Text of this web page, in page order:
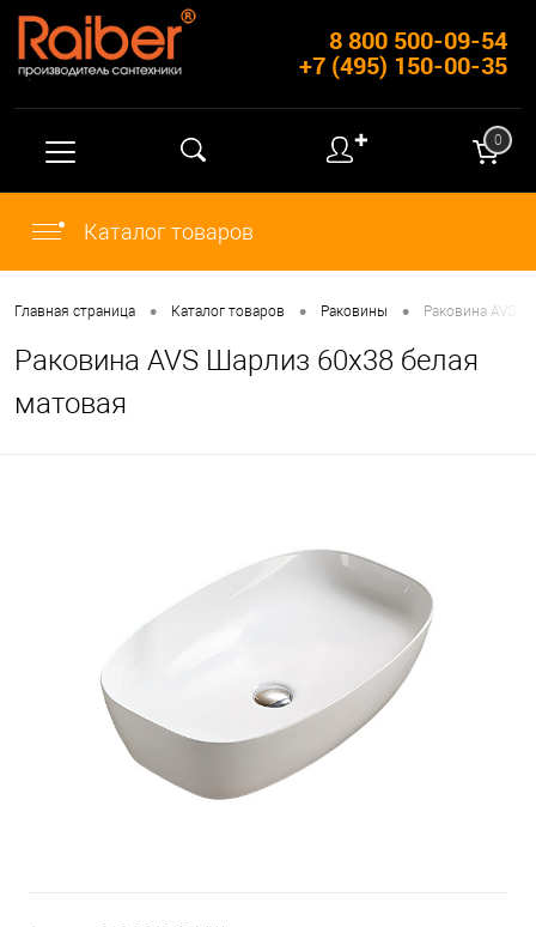
8 800 500-09-54
+7 (495) 150-00-35
✚ 0
Каталог товаров
Главная страница • Каталог товаров • Раковины • Раковина AVS
Раковина AVS Шарлиз 60x38 белая
матовая